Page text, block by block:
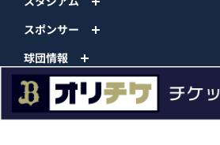
スポンサー
球団情報
問い合わせ
サイトポリシー